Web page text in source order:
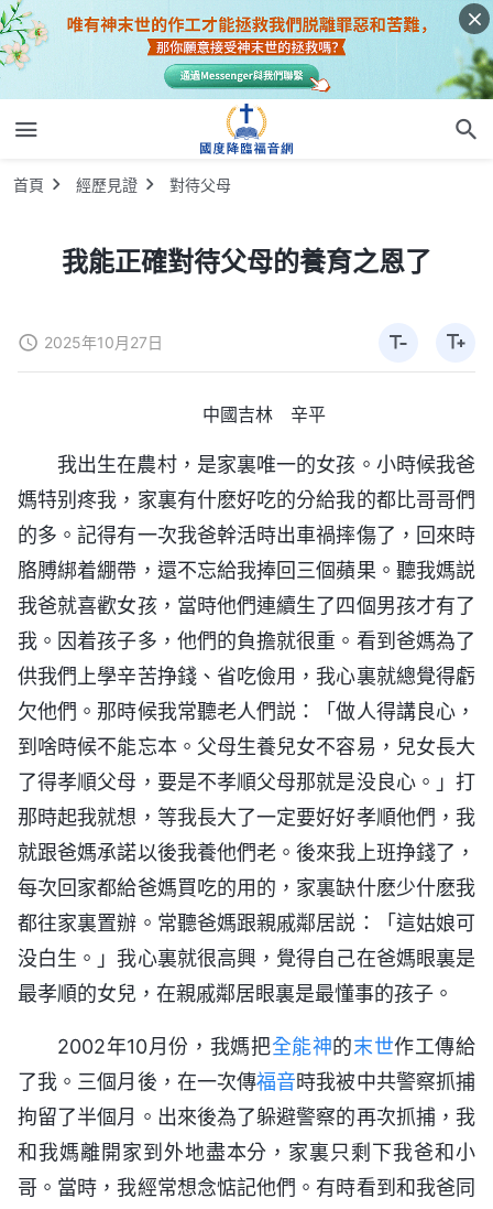
首頁 經歷見證 對待父母
我能正確對待父母的養育之恩了
2025年10月27日
中國吉林 辛平
我出生在農村，是家裏唯一的女孩。小時候我爸
媽特别疼我，家裏有什麽好吃的分給我的都比哥哥們
的多。記得有一次我爸幹活時出車禍摔傷了，回來時
胳膊綁着綳帶，還不忘給我捧回三個蘋果。聽我媽説
我爸就喜歡女孩，當時他們連續生了四個男孩才有了
我。因着孩子多，他們的負擔就很重。看到爸媽為了
供我們上學辛苦挣錢、省吃儉用，我心裏就總覺得虧
欠他們。那時候我常聽老人們説：「做人得講良心，
到啥時候不能忘本。父母生養兒女不容易，兒女長大
了得孝順父母，要是不孝順父母那就是没良心。」打
那時起我就想，等我長大了一定要好好孝順他們，我
就跟爸媽承諾以後我養他們老。後來我上班挣錢了，
每次回家都給爸媽買吃的用的，家裏缺什麽少什麽我
都往家裏置辦。常聽爸媽跟親戚鄰居説：「這姑娘可
没白生。」我心裏就很高興，覺得自己在爸媽眼裏是
最孝順的女兒，在親戚鄰居眼裏是最懂事的孩子。
2002年10月份，我媽把全能神的末世作工傳給
了我。三個月後，在一次傳福音時我被中共警察抓捕
拘留了半個月。出來後為了躲避警察的再次抓捕，我
和我媽離開家到外地盡本分，家裏只剩下我爸和小
哥。當時，我經常想念惦記他們。有時看到和我爸同